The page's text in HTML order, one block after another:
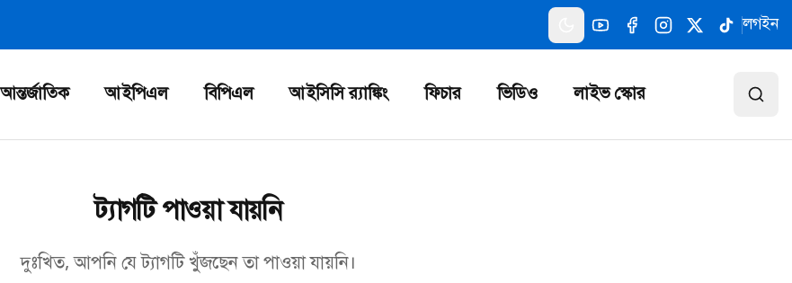
লগইন
আন্তর্জাতিক আইপিএল বিপিএল আইসিসি র‍্যাঙ্কিং ফিচার ভিডিও লাইভ স্কোর
ট্যাগটি পাওয়া যায়নি
দুঃখিত, আপনি যে ট্যাগটি খুঁজছেন তা পাওয়া যায়নি।